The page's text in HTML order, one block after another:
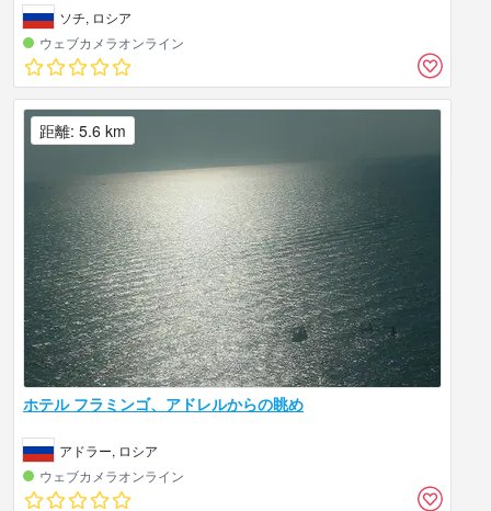
ソチ, ロシア
ウェブカメラオンライン
ホテル フラミンゴ、アドレルからの眺め
アドラー, ロシア
ウェブカメラオンライン
距離: 5.6 km